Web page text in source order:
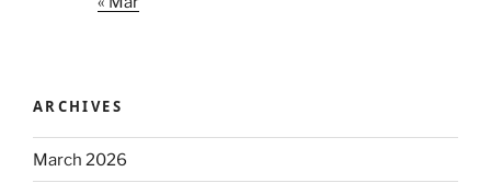
ARCHIVES
March 2026